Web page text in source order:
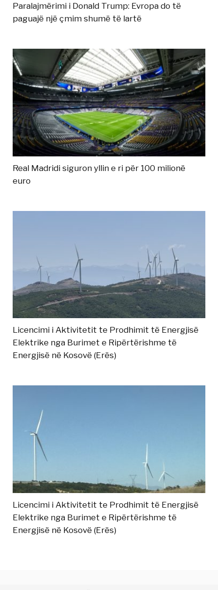
Paralajmërimi i Donald Trump: Evropa do të
paguajë një çmim shumë të lartë
Real Madridi siguron yllin e ri për 100 milionë
euro
Licencimi i Aktivitetit te Prodhimit të Energjisë
Elektrike nga Burimet e Ripërtërishme të
Energjisë në Kosovë (Erës)
Licencimi i Aktivitetit te Prodhimit të Energjisë
Elektrike nga Burimet e Ripërtërishme të
Energjisë në Kosovë (Erës)